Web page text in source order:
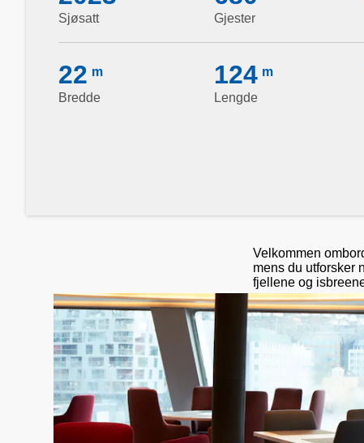
Sjøsatt Gjester
Bredde
22 m
Lengde
124 m
Velkommen
mens du utforsker
fjellene og